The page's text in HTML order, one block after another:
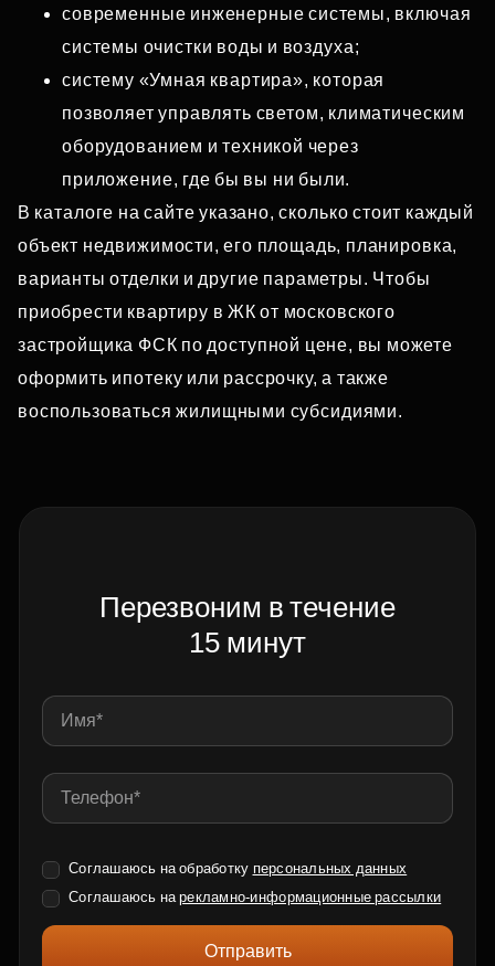
современные инженерные системы, включая
системы очистки воды и воздуха;
систему «Умная квартира», которая
позволяет управлять светом, климатическим
оборудованием и техникой через
приложение, где бы вы ни были.
В каталоге на сайте указано, сколько стоит каждый
объект недвижимости, его площадь, планировка,
варианты отделки и другие параметры. Чтобы
приобрести квартиру в ЖК от московского
застройщика ФСК по доступной цене, вы можете
оформить ипотеку или рассрочку, а также
воспользоваться жилищными субсидиями.
Перезвоним в течение
15 минут
Соглашаюсь на обработку персональных данных
Соглашаюсь нарекламно-информационные рассылки
Отправить